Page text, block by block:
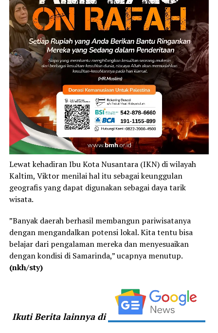
Lewat kehadiran Ibu Kota Nusantara (IKN) di wilayah
Kaltim, Viktor menilai hal itu sebagai keunggulan
geografis yang dapat digunakan sebagai daya tarik
wisata.
”Banyak daerah berhasil membangun pariwisatanya
dengan mengandalkan potensi lokal. Kita tentu bisa
belajar dari pengalaman mereka dan menyesuaikan
dengan kondisi di Samarinda,” ucapnya menutup.
(nkh/sty)
Ikuti Berita lainnya di